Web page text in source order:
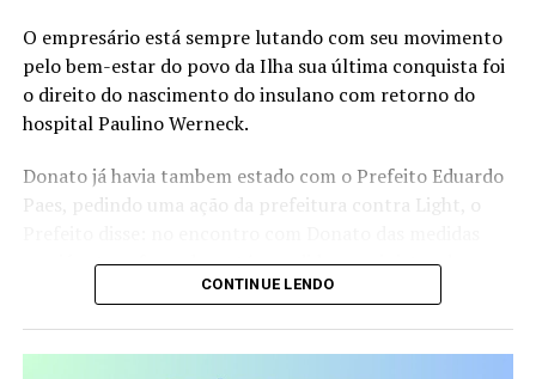
profissional que não apenas traga sucesso, mas que
também gere liberdade para tomar decisões alinhadas
aos próprios valores e, acima de tudo, uma valorização
real, que vai além do salário ou do título no cartão de
Além de compartilhar sua própria transformação, da
atuação como conselheira empresarial, Mirella discute
temas sensíveis como a desconexão entre identidade e
crachá, a sobrecarga emocional no ambiente
corporativo e os impactos da falta de planejamento na
O empresário está sempre lutando com seu movimento
pelo bem-estar do povo da Ilha sua última conquista foi
o direito do nascimento do insulano com retorno do
hospital Paulino Werneck.
Donato já havia tambem estado com o Prefeito Eduardo
Paes, pedindo uma ação da prefeitura contra Light, o
que já estava fazendo e até o pedido ao ministro de
Minas e Energia de rever a concessão da Light, e a
com o prejuízo da falta de energia.
CONTINUE LENDO